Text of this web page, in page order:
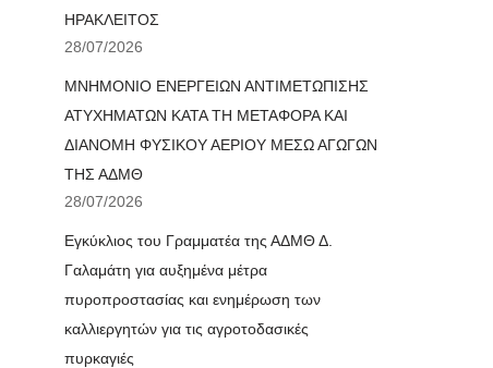
ΗΡΑΚΛΕΙΤΟΣ
28/07/2026
ΜΝΗΜΟΝΙΟ ΕΝΕΡΓΕΙΩΝ ΑΝΤΙΜΕΤΩΠΙΣΗΣ
ΑΤΥΧΗΜΑΤΩΝ ΚΑΤΑ ΤΗ ΜΕΤΑΦΟΡΑ ΚΑΙ
ΔΙΑΝΟΜΗ ΦΥΣΙΚΟΥ ΑΕΡΙΟΥ ΜΕΣΩ ΑΓΩΓΩΝ
ΤΗΣ ΑΔΜΘ
28/07/2026
Εγκύκλιος του Γραμματέα της ΑΔΜΘ Δ.
Γαλαμάτη για αυξημένα μέτρα
πυροπροστασίας και ενημέρωση των
καλλιεργητών για τις αγροτοδασικές
πυρκαγιές